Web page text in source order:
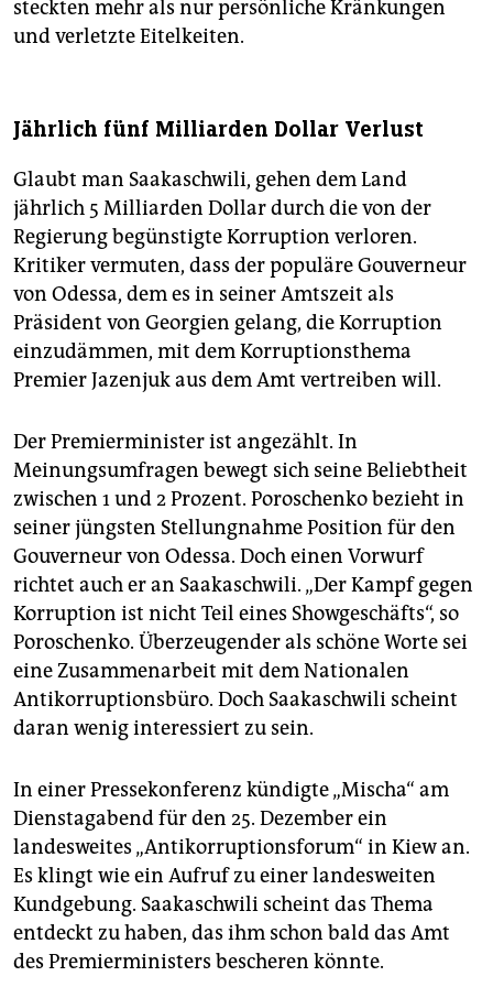
steckten mehr als nur persönliche Kränkungen
und verletzte Eitelkeiten.
Jährlich fünf Milliarden Dollar Verlust
Glaubt man Saakaschwili, gehen dem Land
jährlich 5 Milliarden Dollar durch die von der
Regierung begünstigte Korruption verloren.
Kritiker vermuten, dass der populäre Gouverneur
von Odessa, dem es in seiner Amtszeit als
Präsident von Georgien gelang, die Korruption
einzudämmen, mit dem Korruptionsthema
Premier Jazenjuk aus dem Amt vertreiben will.
Der Premierminister ist angezählt. In
Meinungsumfragen bewegt sich seine Beliebtheit
zwischen 1 und 2 Prozent. Poroschenko bezieht in
seiner jüngsten Stellungnahme Position für den
Gouverneur von Odessa. Doch einen Vorwurf
richtet auch er an Saakaschwili. „Der Kampf gegen
Korruption ist nicht Teil eines Showgeschäfts“, so
Poroschenko. Überzeugender als schöne Worte sei
eine Zusammenarbeit mit dem Nationalen
Antikorruptionsbüro. Doch Saakaschwili scheint
daran wenig interessiert zu sein.
In einer Pressekonferenz kündigte „Mischa“ am
Dienstagabend für den 25. Dezember ein
landesweites „Antikorruptionsforum“ in Kiew an.
Es klingt wie ein Aufruf zu einer landesweiten
Kundgebung. Saakaschwili scheint das Thema
entdeckt zu haben, das ihm schon bald das Amt
des Premierministers bescheren könnte.